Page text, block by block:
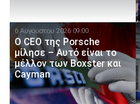
6 Αυγούστου 2026 09:00
Ο CEO της Porsche
μίλησε – Αυτό είναι το
μέλλον των Boxster και
Cayman